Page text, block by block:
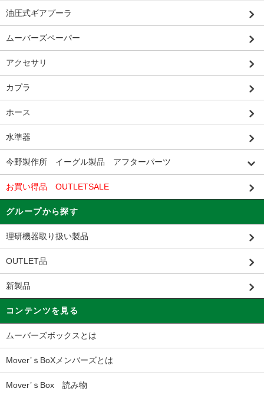
油圧式ギアプーラ
ムーバーズペーパー
アクセサリ
カプラ
ホース
水準器
今野製作所 イーグル製品 アフターパーツ
お買い得品 OUTLETSALE
グループから探す
理研機器取り扱い製品
OUTLET品
新製品
コンテンツを見る
ムーバーズボックスとは
Mover’ｓBoXメンバーズとは
Mover’ｓBox 読み物